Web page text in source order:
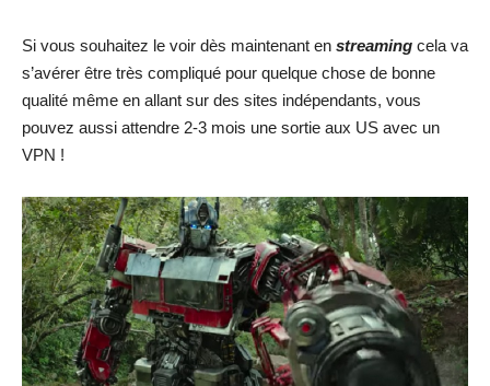
Si vous souhaitez le voir dès maintenant en streaming cela va
s’avérer être très compliqué pour quelque chose de bonne
qualité même en allant sur des sites indépendants, vous
pouvez aussi attendre 2-3 mois une sortie aux US avec un
VPN !